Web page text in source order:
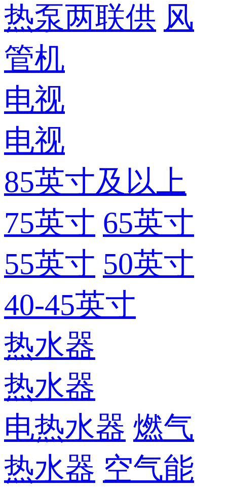
热泵两联供 风
管机
电视
电视
85英寸及以上
75英寸 65英寸
55英寸 50英寸
40-45英寸
热水器
热水器
电热水器 燃气
热水器 空气能